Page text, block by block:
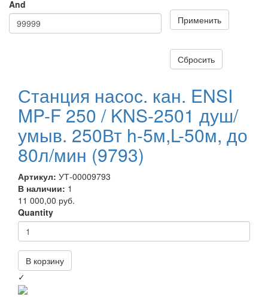
And
Применить
Сбросить
Станция насос. кан. ENSI
MP-F 250 / KNS-2501 душ/
умыв. 250Вт h-5м,L-50м, до
80л/мин (9793)
Артикул: УТ-00009793
В наличии: 1
11 000,00 руб.
Quantity
В корзину
✓